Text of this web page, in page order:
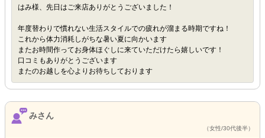
はみ様、先日はご来店ありがとうございました！
年度替わりで慣れない生活スタイルでの疲れが溜まる時期ですね！
これから体力消耗しがちな暑い夏に向かいます
またお時間作ってお身体ほぐしに来ていただけたら嬉しいです！
口コミもありがとうございます
またのお越しを心よりお待ちしております
みさん
（女性/30代後半）